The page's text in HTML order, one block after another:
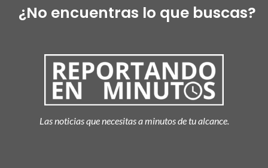
¿No encuentras lo que buscas?
Las noticias que necesitas a minutos de tu alcance.